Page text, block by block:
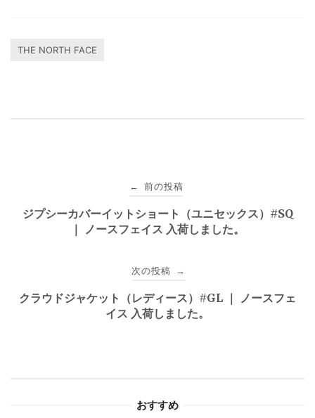
THE NORTH FACE
ゲ
← 前の投稿
ジプシーカバーイットショート（ユニセックス）#SQ
｜ ノースフェイス 入荷しました。
次の投稿 →
クラウドジャケット（レディース）#GL ｜ ノースフェ
イス 入荷しました。
おすすめ